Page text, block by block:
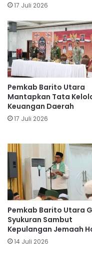
17 Juli 2026
Pemkab Barito Utara
Mantapkan Tata
Keuangan Daerah
17 Juli 2026
Pemkab Barito Utara
Syukuran Sambut
Kepulangan Jemaah
14 Juli 2026